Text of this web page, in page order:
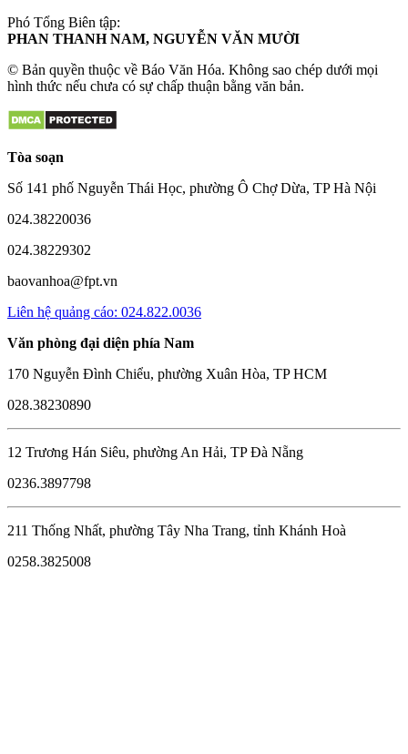
Phó Tổng Biên tập:
PHAN THANH NAM, NGUYỄN VĂN MƯỜI
© Bản quyền thuộc về Báo Văn Hóa. Không sao chép dưới mọi
hình thức nếu chưa có sự chấp thuận bằng văn bản.
Tòa soạn
Số 141 phố Nguyễn Thái Học, phường Ô Chợ Dừa, TP Hà Nội
024.38220036
024.38229302
baovanhoa@fpt.vn
Liên hệ quảng cáo: 024.822.0036
Văn phòng đại diện phía Nam
170 Nguyễn Đình Chiểu, phường Xuân Hòa, TP HCM
028.38230890
12 Trương Hán Siêu, phường An Hải, TP Đà Nẵng
0236.3897798
211 Thống Nhất, phường Tây Nha Trang, tỉnh Khánh Hoà
0258.3825008